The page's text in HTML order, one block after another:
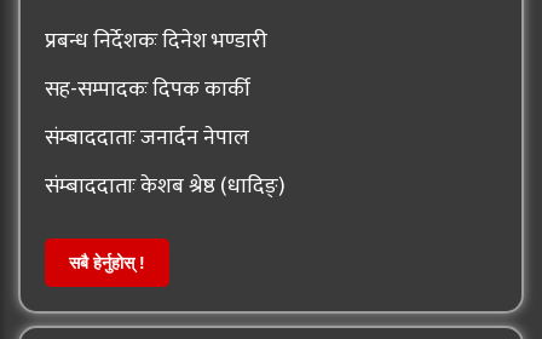
प्रबन्ध निर्देशकः दिनेश भण्डारी
सह-सम्पादकः दिपक कार्की
संम्बाददाताः जनार्दन नेपाल
संम्बाददाताः केशब श्रेष्ठ (धादिङ्)
सबै हेर्नुहोस् !